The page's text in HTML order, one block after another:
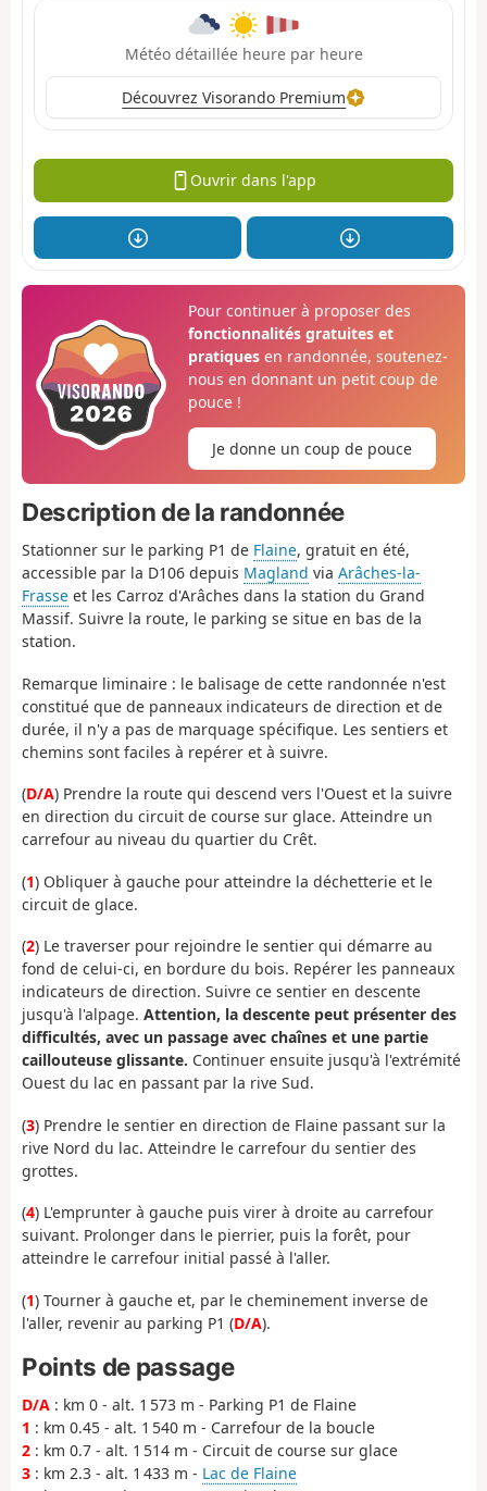
Météo détaillée heure par heure
Découvrez Visorando Premium
Ouvrir dans l'app
Pour continuer à proposer des
fonctionnalités gratuites et
pratiquesen randonnée, soutenez-
nous en donnant un petit coup de
pouce !
Je donne un coup de pouce
Description de la randonnée
Stationner sur le parking P1 de Flaine, gratuit en été,
accessible par la D106 depuis Magland via Arâches-la-
Frasse et les Carroz d'Arâches dans la station du Grand
Massif. Suivre la route, le parking se situe en bas de la
station.
Remarque liminaire : le balisage de cette randonnée n'est
constitué que de panneaux indicateurs de direction et de
durée, il n'y a pas de marquage spécifique. Les sentiers et
chemins sont faciles à repérer et à suivre.
(D/A) Prendre la route qui descend vers l'Ouest et la suivre
en direction du circuit de course sur glace. Atteindre un
carrefour au niveau du quartier du Crêt.
(1) Obliquer à gauche pour atteindre la déchetterie et le
circuit de glace.
(2) Le traverser pour rejoindre le sentier qui démarre au
fond de celui-ci, en bordure du bois. Repérer les panneaux
indicateurs de direction. Suivre ce sentier en descente
jusqu'à l'alpage. Attention, la descente peut présenter des
difficultés, avec un passage avec chaînes et une partie
caillouteuse glissante. Continuer ensuite jusqu'à l'extrémité
Ouest du lac en passant par la rive Sud.
(3) Prendre le sentier en direction de Flaine passant sur la
rive Nord du lac. Atteindre le carrefour du sentier des
grottes.
(4) L'emprunter à gauche puis virer à droite au carrefour
suivant. Prolonger dans le pierrier, puis la forêt, pour
atteindre le carrefour initial passé à l'aller.
(1) Tourner à gauche et, par le cheminement inverse de
l'aller, revenir au parking P1 (D/A).
Points de passage
D/A : km 0 - alt. 1 573 m - Parking P1 de Flaine
1 : km 0.45 - alt. 1 540 m - Carrefour de la boucle
2 : km 0.7 - alt. 1 514 m - Circuit de course sur glace
3 : km 2.3 - alt. 1 433 m - Lac de Flaine